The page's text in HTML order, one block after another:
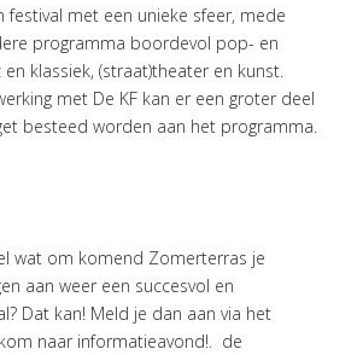
festival met een unieke sfeer, mede
programma boordevol pop- en
klassiek, (straat)theater en kunst.
met De KF kan er een groter deel
besteed worden aan het programma.
wat om komend Zomerterras je
aan weer een succesvol en
Dat kan! Meld je dan aan via het
naar informatieavond!. de